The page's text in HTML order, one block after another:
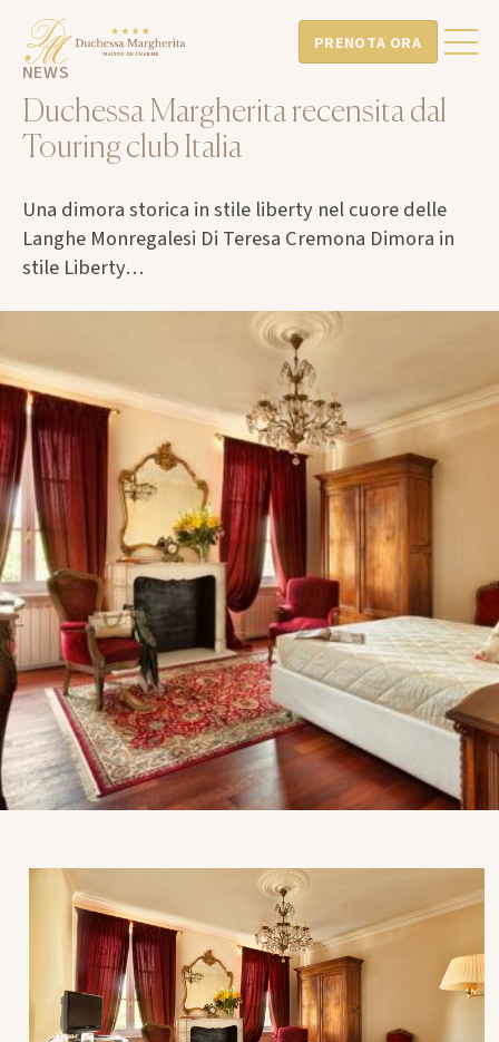
PRENOTA ORA
NEWS
Duchessa Margherita recensita dal
Touring club Italia
Una dimora storica in stile liberty nel cuore delle
Langhe Monregalesi Di Teresa Cremona Dimora in
stile Liberty…